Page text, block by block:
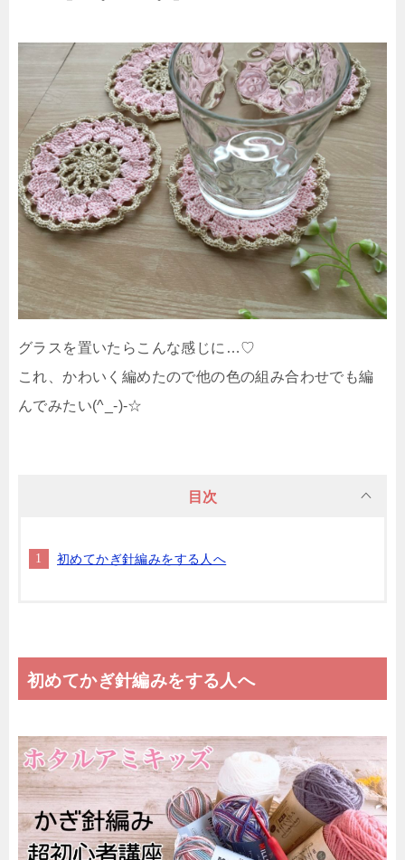
グラスを置いたらこんな感じに…♡
これ、かわいく編めたので他の色の組み合わせでも編
んでみたい(^_-)-☆
目次
初めてかぎ針編みをする人へ
初めてかぎ針編みをする人へ